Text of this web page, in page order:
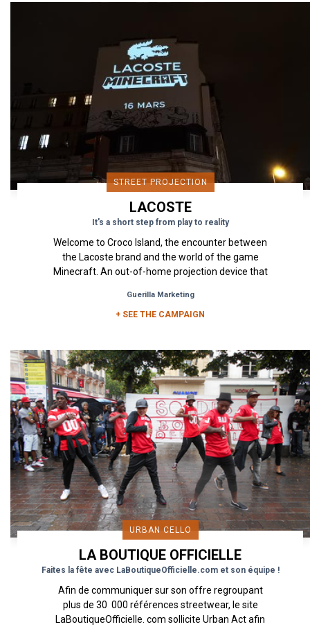
STREET PROJECTION
LACOSTE
It's a short step from play to reality
Welcome to Croco Island, the encounter between
the Lacoste brand and the world of the game
Minecraft. An out-of-home projection device that
Guerilla Marketing
+ SEE THE CAMPAIGN
URBAN CELLO
LA BOUTIQUE OFFICIELLE
Faites la fête avec LaBoutiqueOfficielle.com et son équipe !
Afin de communiquer sur son offre regroupant
plus de 30 000 références streetwear, le site
LaBoutiqueOfficielle. com sollicite Urban Act afin